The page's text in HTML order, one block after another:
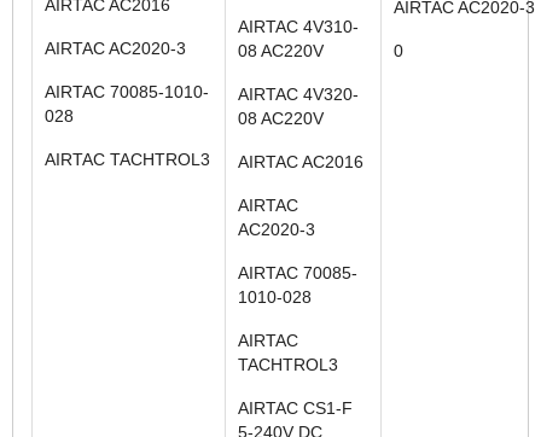
AIRTAC AC2016
AIRTAC AC2020-3
AIRTAC 70085-1010-
028
AIRTAC TACHTROL3
AIRTAC 4V310-
08 AC220V
AIRTAC 4V320-
08 AC220V
AIRTAC AC2016
AIRTAC
AC2020-3
AIRTAC 70085-
1010-028
AIRTAC
TACHTROL3
AIRTAC CS1-F
5-240V DC
AIRTAC AC2020-3
0